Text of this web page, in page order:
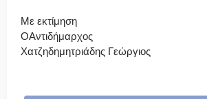
Με εκτίμηση
ΟΑντιδήμαρχος
Χατζηδημητριάδης Γεώργιος